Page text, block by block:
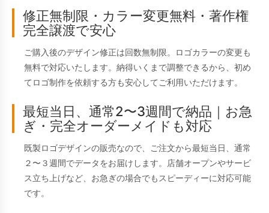
修正無制限・カラー変更無料・著作権
完全譲渡で安心
ご購入後のデザイン修正は回数無制限。ロゴカラーの変更も
無料で対応いたします。納得いくまで調整できるから、初め
てロゴ制作を依頼する方も安心してご利用いただけます。
最短当日、通常2〜3週間で納品｜お急
ぎ・完全オーダーメイドも対応
既製ロゴデザインの販売なので、ご注文から最短当日、通常
２〜３週間でデータをお届けします。店舗オープンやサービ
ス立ち上げなど、お急ぎの場合でもスピーディーに対応可能
です。